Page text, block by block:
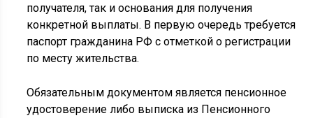
получателя, так и основания для получения
конкретной выплаты. В первую очередь требуется
паспорт гражданина РФ с отметкой о регистрации
по месту жительства.
Обязательным документом является пенсионное
удостоверение либо выписка из Пенсионного